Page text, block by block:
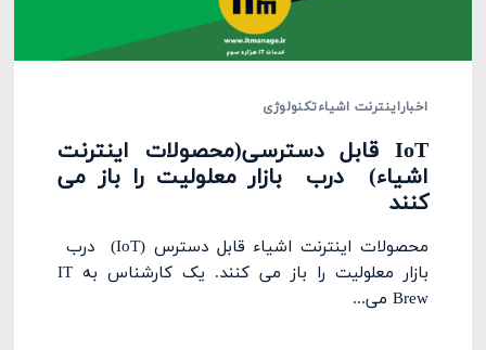
اخباراینترنت اشیاءتکنولوژی
IoT قابل دسترسی(محصولات اینترنت
اشیاء) درب بازار معلولیت را باز می
کنند
محصولات اینترنت اشیاء قابل دسترس (IoT) درب
بازار معلولیت را باز می کنند. یک کارشناس به IT
Brew می‌...